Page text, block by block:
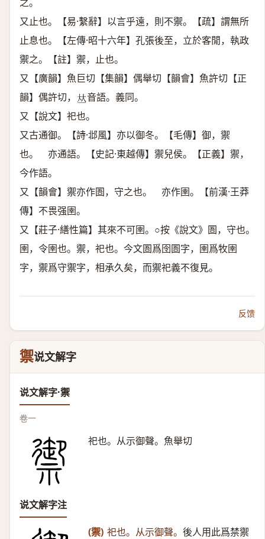
又止也。【易·繫辭】以言乎遠，則不禦。【疏】謂無所
止息也。【左傳·昭十六年】孔張後至，立於客閒，執政
禦之。【註】禦，止也。
又【廣韻】魚巨切【集韻】偶舉切【韻會】魚許切【正
韻】偶許切， 𠀤音語。義同。
又【說文】祀也。
又古通御。【詩·邶風】亦以御冬。【毛傳】御，禦
也。 亦通語。【史記·東越傳】禦兒侯。【正義】禦，
今作語。
又【韻會】禦亦作圄，守之也。 亦作圉。【前漢·王莽
傳】不畏强圉。
又【莊子·繕性篇】其來不可圉。○按《說文》圄，守也。
圉，令圉也。禦，祀也。今文圄爲囹圄字，圉爲牧圉
字，禦爲守禦字，相承久矣，而禦祀義不復見。
反馈
禦说文解字
说文解字·禦
卷一
祀也。从示御聲。魚舉切
说文解字注
(禦) 祀也。从示御聲。 後人用此爲禁禦